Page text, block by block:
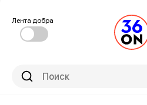
Лента добра